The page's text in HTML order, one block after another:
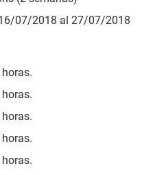
07/2018 al 27/07/2018